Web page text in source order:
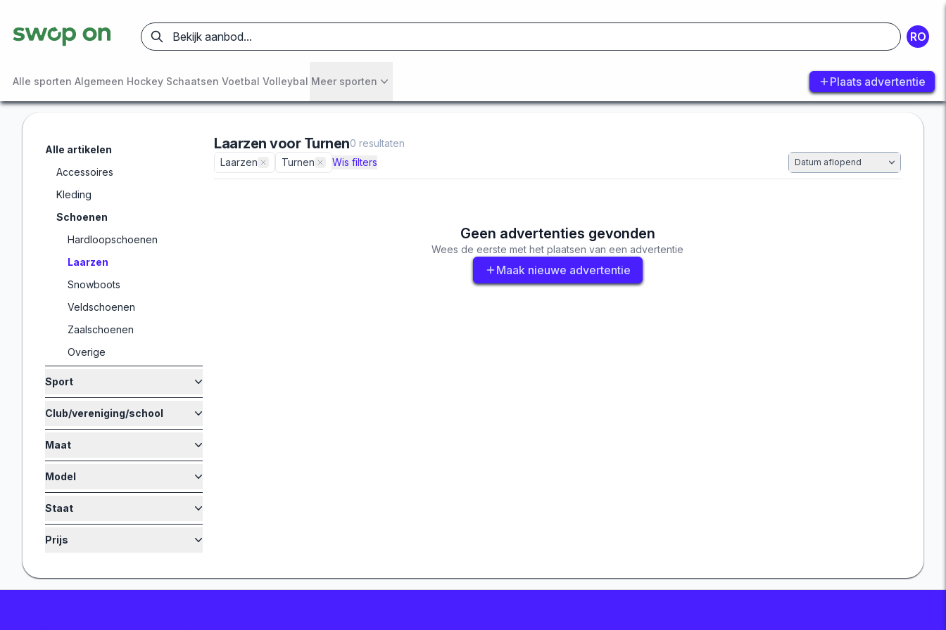
RO
Alle sporten Algemeen Hockey Schaatsen Voetbal Volleybal Meer sporten Plaats advertentie
Alle artikelen
Accessoires
Kleding
Schoenen
Hardloopschoenen
Laarzen
Snowboots
Veldschoenen
Zaalschoenen
Overige
Sport
Club/vereniging/school
Maat
Model
Staat
Prijs
Laarzen voor Turnen0 resultaten
Laarzen
Turnen Wis filters Datum aflopend
Geen advertenties gevonden
Wees de eerste met het plaatsen van een advertentie
Maak nieuwe advertentie